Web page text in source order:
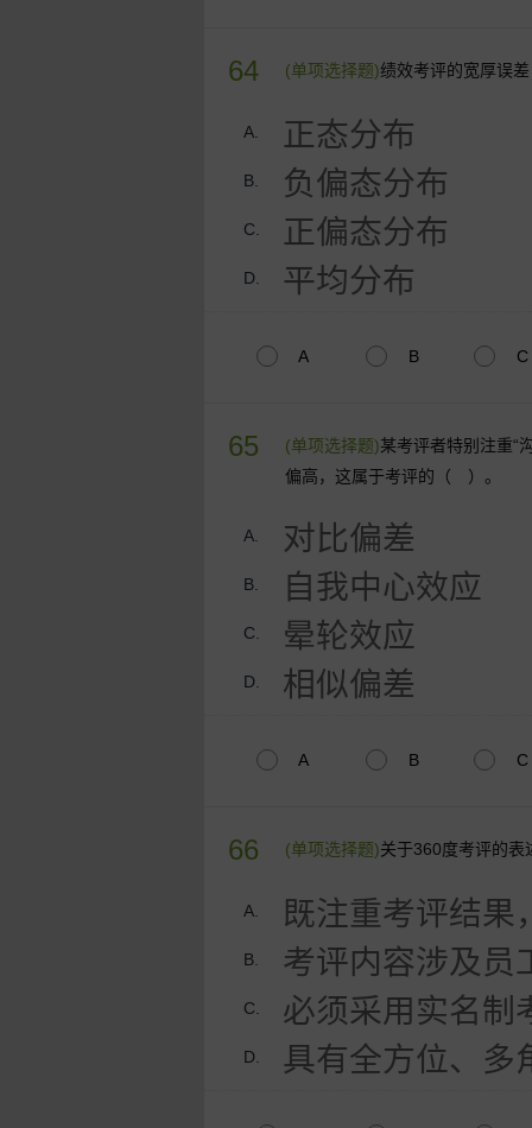
64 (单项选择题)绩效考评的宽厚误
A. 正态分布
B. 负偏态分布
C. 正偏态分布
D. 平均分布
A B C
65 (单项选择题)某考评者特别注重“
偏高，这属于考评的（ ）。
A. 对比偏差
B. 自我中心效应
C. 晕轮效应
D. 相似偏差
A B C
66 (单项选择题)关于360度考评的
A. 既注重考评结果
B. 考评内容涉及员
C. 必须采用实名制
D. 具有全方位、多